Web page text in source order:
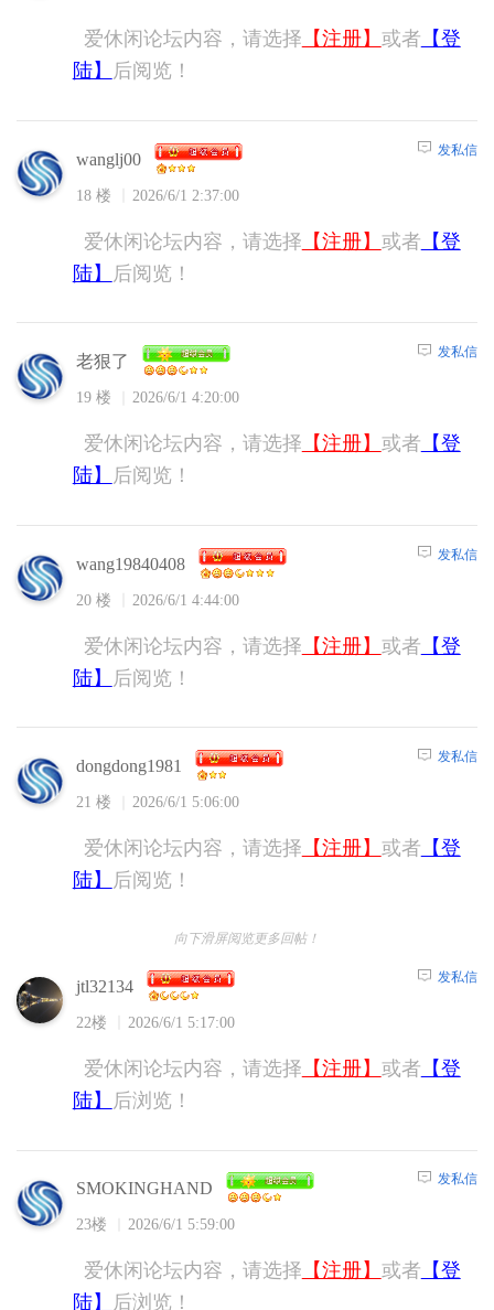
爱休闲论坛内容，请选择 【注册】 或者 【登
陆】
后阅览！
wanglj00
18 楼 2026/6/1 2:37:00
发私信
爱休闲论坛内容，请选择 【注册】 或者 【登
陆】
后阅览！
老狠了
19 楼 2026/6/1 4:20:00
发私信
爱休闲论坛内容，请选择 【注册】 或者 【登
陆】
后阅览！
wang19840408
20 楼 2026/6/1 4:44:00
发私信
爱休闲论坛内容，请选择 【注册】 或者 【登
陆】
后阅览！
dongdong1981
21 楼 2026/6/1 5:06:00
发私信
爱休闲论坛内容，请选择 【注册】 或者 【登
陆】
后阅览！
向下滑屏阅览更多回帖！
jtl32134
22楼 2026/6/1 5:17:00
发私信
爱休闲论坛内容，请选择 【注册】 或者 【登
陆】
后浏览！
SMOKINGHAND
23楼 2026/6/1 5:59:00
发私信
爱休闲论坛内容，请选择 【注册】 或者 【登
陆】
后浏览！